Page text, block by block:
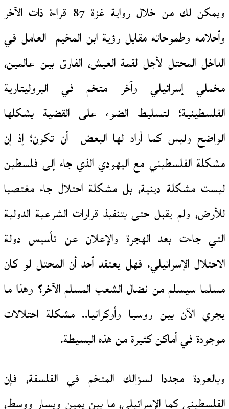
ويمكن لك من خلال رواية غزة 87 قراءة ذات الآخر
وأحلامه وطموحاته مقابل رؤية ابن المخيم العامل في
الداخل المحتل لأجل لقمة العيش، الفارق بين عالمين،
مخملي إسرائيلي وآخر متخم في البروليتارية
الفلسطينية؛ لتسليط الضوء على القضية بشكلها
الواضح وليس كما أراد لها البعض أن تكون؛ إذ إن
مشكلة الفلسطيني مع اليهودي الذي جاء إلى فلسطين
ليست مشكلة دينية، بل مشكلة احتلال جاء مغتصبا
للأرض، ولم يقبل حتى بتنفيذ قرارات الشرعية الدولية
التي جاءت بعد الهجرة والإعلان عن تأسيس دولة
الاحتلال الإسرائيلي. فهل يعتقد أحد أن المحتل لو كان
مسلما سيسلم من نضال الشعب المسلم الآخر؟ وهذا ما
يجري الآن بين روسيا وأوكرانيا.. مشكلة احتلالات
موجودة في أماكن كثيرة من هذه البسيطة.
وبالعودة مجددا لسؤالك المتخم في الفلسفة، فإن